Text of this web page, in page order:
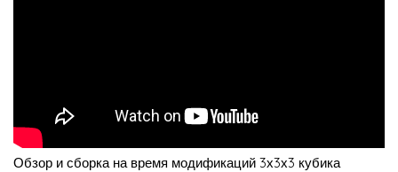
Обзор и сборка на время модификаций 3х3х3 кубика